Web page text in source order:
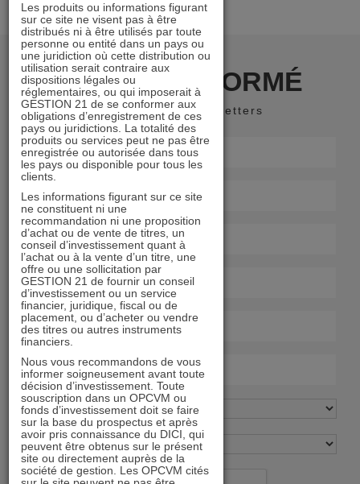
RESTER INFORMÉ
Recevoir nos newsletters
Les produits ou informations figurant
sur ce site ne visent pas à être
distribués ni à être utilisés par toute
personne ou entité dans un pays ou
une juridiction où cette distribution ou
utilisation serait contraire aux
dispositions légales ou
réglementaires, ou qui imposerait à
GESTION 21 de se conformer aux
obligations d’enregistrement de ces
pays ou juridictions. La totalité des
produits ou services peut ne pas être
enregistrée ou autorisée dans tous
les pays ou disponible pour tous les
clients.
Les informations figurant sur ce site
ne constituent ni une
recommandation ni une proposition
d’achat ou de vente de titres, un
conseil d’investissement quant à
l’achat ou à la vente d’un titre, une
offre ou une sollicitation par
GESTION 21 de fournir un conseil
d’investissement ou un service
financier, juridique, fiscal ou de
placement, ou d’acheter ou vendre
des titres ou autres instruments
financiers.
Nous vous recommandons de vous
informer soigneusement avant toute
décision d’investissement. Toute
souscription dans un OPCVM ou
fonds d’investissement doit se faire
sur la base du prospectus et après
avoir pris connaissance du DICI, qui
peuvent être obtenus sur le présent
site ou directement auprès de la
société de gestion. Les OPCVM cités